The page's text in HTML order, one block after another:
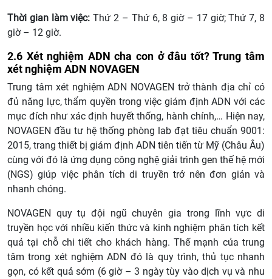
Thời gian làm việc:Thứ 2 – Thứ 6, 8 giờ – 17 giờ; Thứ 7, 8
giờ – 12 giờ.
2.6 Xét nghiệm ADN cha con ở đâu tốt? Trung tâm
xét nghiệm ADN NOVAGEN
Trung tâm xét nghiệm ADN NOVAGEN trở thành địa chỉ có
đủ năng lực, thẩm quyền trong việc giám định ADN với các
mục đích như xác định huyết thống, hành chính,… Hiện nay,
NOVAGEN đầu tư hệ thống phòng lab đạt tiêu chuẩn 9001:
2015, trang thiết bị giám định ADN tiên tiến từ Mỹ (Châu Âu)
cùng với đó là ứng dụng công nghệ giải trình gen thế hệ mới
(NGS) giúp việc phân tích di truyền trở nên đơn giản và
nhanh chóng.
NOVAGEN quy tụ đội ngũ chuyên gia trong lĩnh vực di
truyền học với nhiều kiến thức và kinh nghiệm phân tích kết
quả tại chỗ chi tiết cho khách hàng. Thế mạnh của trung
tâm trong xét nghiệm ADN đó là quy trình, thủ tục nhanh
gọn, có kết quả sớm (6 giờ – 3 ngày tùy vào dịch vụ và nhu